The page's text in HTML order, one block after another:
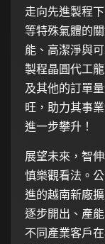
走向先進製程
等特殊氣體的
能、高潔淨與
製程晶圓代工
及其他的訂單
旺，助力其事
進一步攀升！
展望未來，智
慎樂觀看法。
進的越南新廠
逐步開出、產
不同產業客戶